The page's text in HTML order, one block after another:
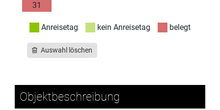
31
Anreisetag kein Anreisetag belegt
Auswahl löschen
Objektbeschreibung